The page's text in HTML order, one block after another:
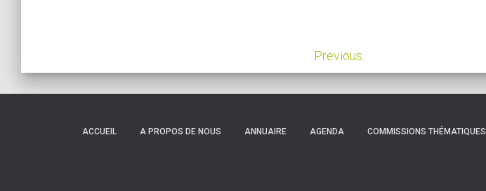
Previous
ACCUEIL A PROPOS DE NOUS ANNUAIRE AGENDA COMMISSIONS THÉMATIQUES